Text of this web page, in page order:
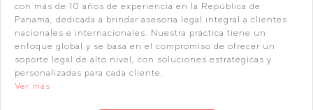
con más de 10 años de experiencia en la República de
Panamá, dedicada a brindar asesoría legal integral a clientes
nacionales e internacionales. Nuestra práctica tiene un
enfoque global y se basa en el compromiso de ofrecer un
soporte legal de alto nivel, con soluciones estratégicas y
personalizadas para cada cliente.
Ver más